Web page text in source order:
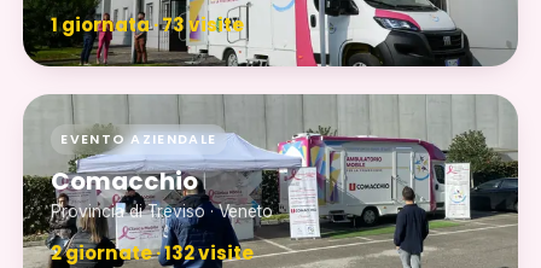
1 giornata · 73 visite
EVENTO AZIENDALE
Comacchio
Provincia di Treviso · Veneto
2 giornate · 132 visite